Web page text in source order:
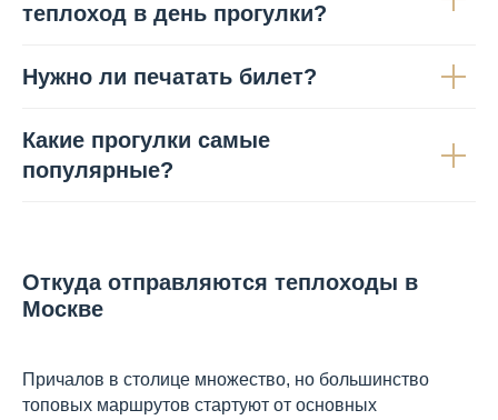
теплоход в день прогулки?
Нужно ли печатать билет?
Какие прогулки самые
популярные?
Откуда отправляются теплоходы в
Москве
Причалов в столице множество, но большинство
топовых маршрутов стартуют от основных